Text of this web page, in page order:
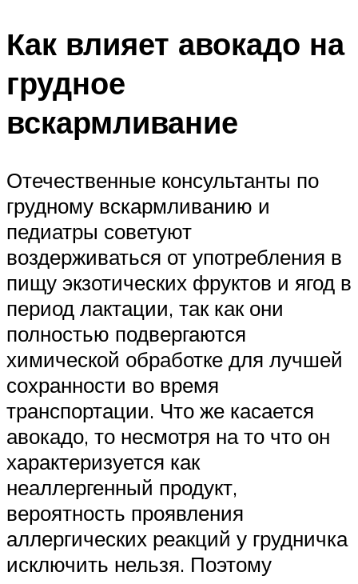
Как влияет авокадо на
грудное
вскармливание
Отечественные консультанты по
грудному вскармливанию и
педиатры советуют
воздерживаться от употребления в
пищу экзотических фруктов и ягод в
период лактации, так как они
полностью подвергаются
химической обработке для лучшей
сохранности во время
транспортации. Что же касается
авокадо, то несмотря на то что он
характеризуется как
неаллергенный продукт,
вероятность проявления
аллергических реакций у грудничка
исключить нельзя. Поэтому